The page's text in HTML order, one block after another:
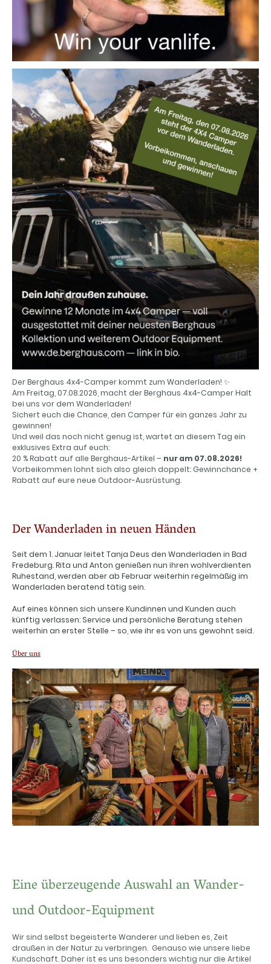
Der Berghaus 4x4-Camper kommt zum Wanderladen! ✨
Am Freitag, 07.08.2026, macht der Berghaus 4x4-Camper Halt
bei uns vor dem Wanderladen!
Sichert euch die Chance, den Camper für ein ganzes Jahr zu
gewinnen!
Und weil das noch nicht genug ist, wartet an diesem Tag ein
exklusives Extra auf euch:
20 % Rabatt auf alle Berghaus-Artikel – nur am 07.08.2026!
Vorbeikommen lohnt sich also gleich doppelt: Gewinnchance +
Rabatt auf eure neue Outdoor-Ausrüstung.
Der Wanderladen in neuen Händen
Seit dem 1. Januar leitet Tanja Deus den Wanderladen in Bad
Fredeburg. Rita und Anton genießen nun ihren wohlverdienten
Ruhestand, werden aber ab Februar weiterhin regelmäßig im
Wanderladen beratend tätig sein.
Auf eines können sich unsere Kundinnen und Kunden auch
künftig verlassen: Service und persönliche Beratung stehen
weiterhin an erster Stelle – so, wie ihr es von uns gewohnt seid.
Über uns
Eine überzeugende Auswahl an Wander-
und Outdoor-Equipment
Wir sind selbst begeisterte Wanderer und lieben es, Zeit
draußen in der Natur zu verbringen. Genauso wie unsere liebe
Kundschaft. Daher ist es uns besonders wichtig nur die Artikel